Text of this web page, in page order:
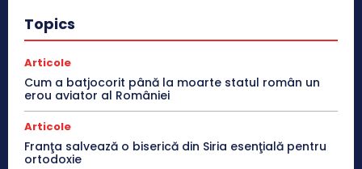
Topics
Articole
Cum a batjocorit până la moarte statul român un
erou aviator al României
Articole
Franţa salvează o biserică din Siria esenţială pentru
ortodoxie